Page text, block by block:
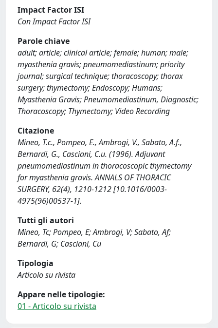
Impact Factor ISI
Con Impact Factor ISI
Parole chiave
adult; article; clinical article; female; human; male;
myasthenia gravis; pneumomediastinum; priority
journal; surgical technique; thoracoscopy; thorax
surgery; thymectomy; Endoscopy; Humans;
Myasthenia Gravis; Pneumomediastinum, Diagnostic;
Thoracoscopy; Thymectomy; Video Recording
Citazione
Mineo, T.c., Pompeo, E., Ambrogi, V., Sabato, A.f.,
Bernardi, G., Casciani, C.u. (1996). Adjuvant
pneumomediastinum in thoracoscopic thymectomy
for myasthenia gravis. ANNALS OF THORACIC
SURGERY, 62(4), 1210-1212 [10.1016/0003-
4975(96)00537-1].
Tutti gli autori
Mineo, Tc; Pompeo, E; Ambrogi, V; Sabato, Af;
Bernardi, G; Casciani, Cu
Tipologia
Articolo su rivista
Appare nelle tipologie:
01 - Articolo su rivista